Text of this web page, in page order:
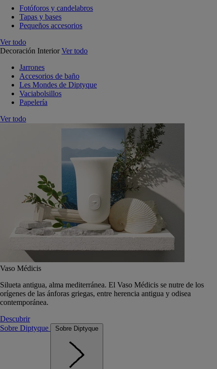
Fotóforos y candelabros
Tapas y bases
Pequeños accesorios
Ver todo
Decoración Interior Ver todo
Jarrones
Accesorios de baño
Les Mondes de Diptyque
Vaciabolsillos
Papelería
Ver todo
Vaso Médicis
Silueta antigua, alma mediterránea. El Vaso Médicis se nutre de los
orígenes de las ánforas griegas, entre herencia antigua y odisea
contemporánea.
Descubrir
Sobre Diptyque
Sobre Diptyque